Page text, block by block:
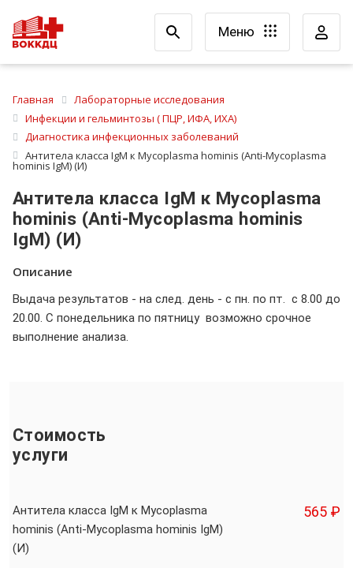
Меню
Главная
Лабораторные исследования
Инфекции и гельминтозы ( ПЦР, ИФА, ИХА)
Диагностика инфекционных заболеваний
Антитела класса IgМ к Mycoplasma hominis (Аnti-Mycoplasma
hominis IgМ) (И)
Антитела класса IgМ к Mycoplasma
hominis (Аnti-Mycoplasma hominis
IgМ) (И)
Описание
Выдача результатов - на след. день - с пн. по пт. с 8.00 до
20.00. С понедельника по пятницу возможно срочное
выполнение анализа.
Стоимость
услуги
Антитела класса IgМ к Mycoplasma
hominis (Аnti-Mycoplasma hominis IgМ)
(И)
565 ₽